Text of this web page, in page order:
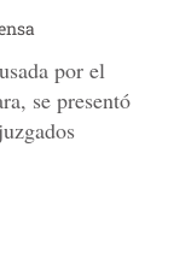
por el
se presentó